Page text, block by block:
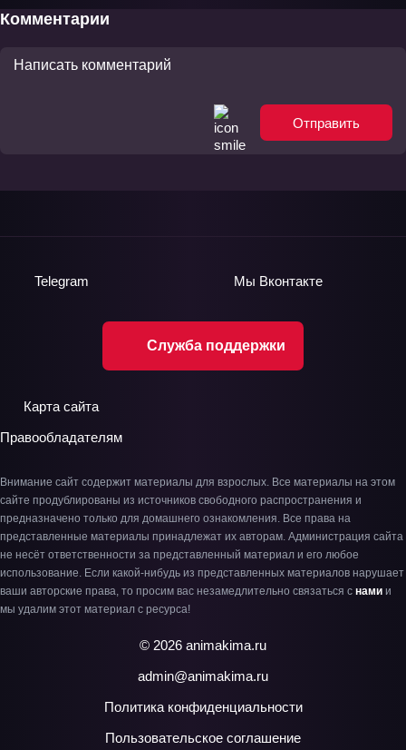
Комментарии
Отправить
Служба поддержки
Telegram Мы Вконтакте
Карта сайта
Правообладателям
Внимание сайт содержит материалы для взрослых. Все материалы на этом
сайте продублированы из источников свободного распространения и
предназначено только для домашнего ознакомления. Все права на
представленные материалы принадлежат их авторам. Администрация сайта
не несёт ответственности за представленный материал и его любое
использование. Если какой-нибудь из представленных материалов нарушает
ваши авторские права, то просим вас незамедлительно связаться с нами и
мы удалим этот материал с ресурса!
© 2026 animakima.ru
admin@animakima.ru
Политика конфиденциальности
Пользовательское соглашение